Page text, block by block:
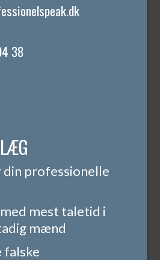
38
professionelle
mest taletid i
mænd
falske